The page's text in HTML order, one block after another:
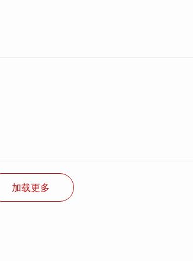
加载更多